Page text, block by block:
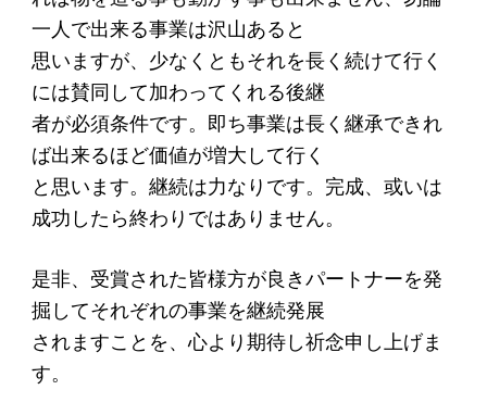
ソーシャルビジネス研究会
研究会のねらい
研究会一覧
ELPASO会
ELPASO会とは
入会案内
会員限定ページ
一人で出来る事業は沢山あると
思いますが、少なくともそれを長く続けて行く
には賛同して加わってくれる後継
者が必須条件です。即ち事業は長く継承できれ
ば出来るほど価値が増大して行く
と思います。継続は力なりです。完成、或いは
成功したら終わりではありません。
是非、受賞された皆様方が良きパートナーを発
掘してそれぞれの事業を継続発展
されますことを、心より期待し祈念申し上げま
す。